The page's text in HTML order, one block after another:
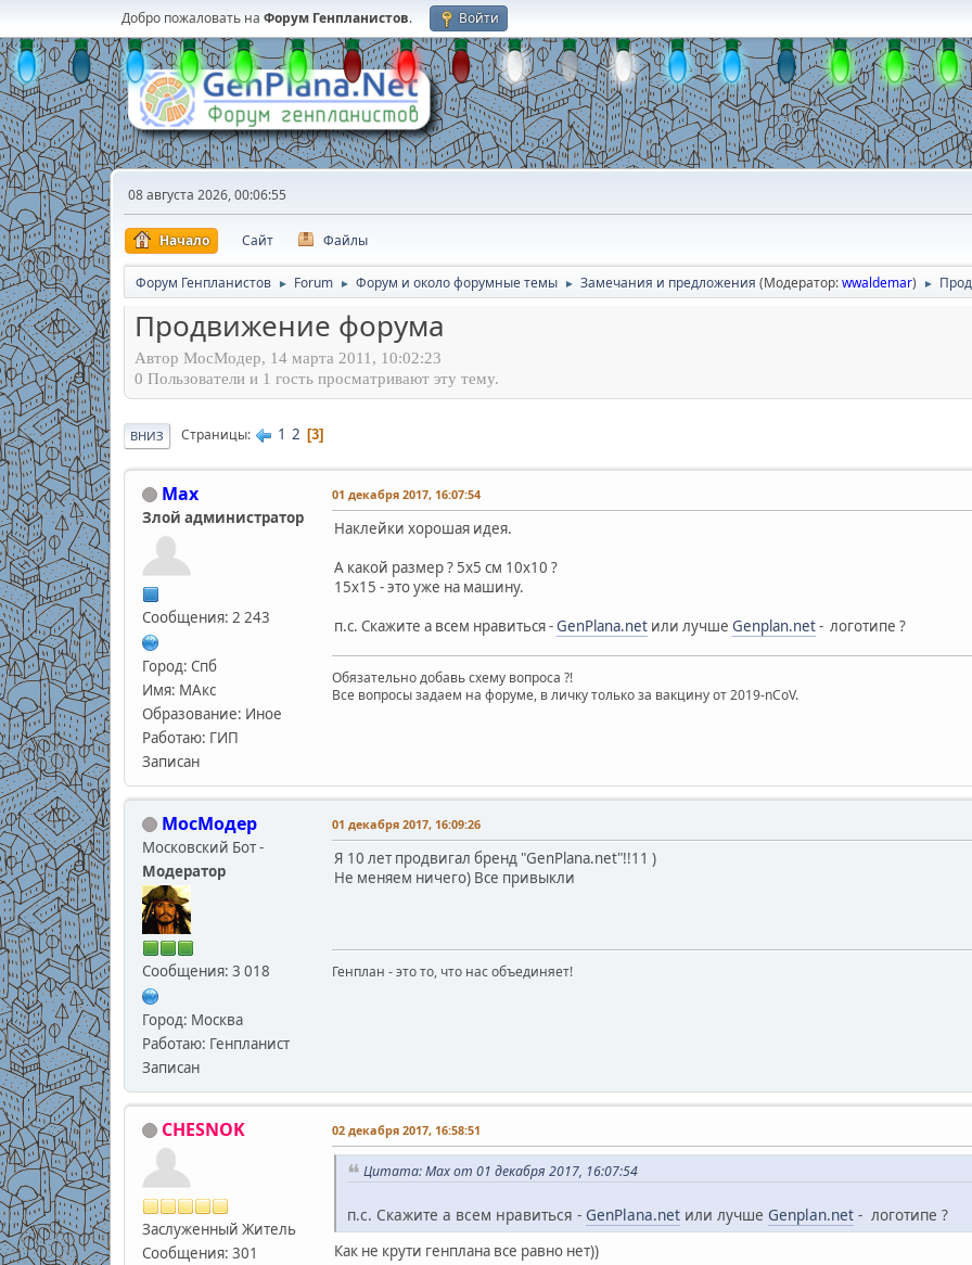
Добро пожаловать на Форум Генпланистов. Войти
08 августа 2026, 00:06:55
Начало Сайт Файлы
Форум Генпланистов ► Forum ► Форум и около форумные темы ► Замечания и предложения (Модератор:wwaldemar) ►
Продвижение форума
Автор МосМодер, 14 марта 2011, 10:02:23
0 Пользователи и 1 гость просматривают эту тему.
ВНИЗ Страницы 1 2 3
Max
Злой администратор
Сообщения: 2 243
Город: Спб
Имя: МАкс
Образование: Иное
Работаю: ГИП
Записан
01 декабря 2017, 16:07:54
Наклейки хорошая идея.
А какой размер ? 5х5 см 10х10 ?
15х15 - это уже на машину.
п.с. Скажите а всем нравиться -GenPlana.netили лучше Genplan.net- логотипе ?
Обязательно добавь схему вопроса ?!
Все вопросы задаем на форуме, в личку только за вакцину от 2019-nCoV.
МосМодер
Московский Бот -
Модератор
Сообщения: 3 018
Город: Москва
Работаю: Генпланист
Записан
01 декабря 2017, 16:09:26
Я 10 лет продвигал бренд "GenPlana.net"!!11 )
Не меняем ничего) Все привыкли
Генплан - это то, что нас объединяет!
CHESNOK
Заслуженный Житель
Сообщения: 301
02 декабря 2017, 16:58:51
Цитата: Max от 01 декабря 2017, 16:07:54
п.с. Скажите а всем нравиться - GenPlana.netили лучше Genplan.net- логотипе ?
Как не крути генплана все равно нет))